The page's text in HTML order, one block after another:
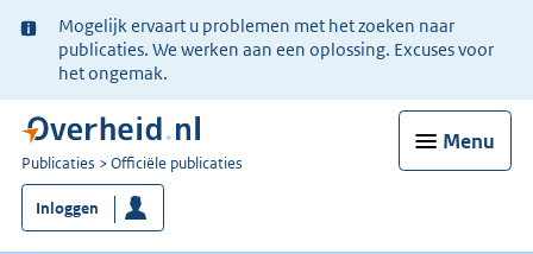
Ter
informatie:
Mogelijk ervaart u problemen met het zoeken naar
publicaties. We werken aan een oplossing. Excuses voor
het ongemak.
Menu
U
bent
nu
hier:
Publicaties Officiële publicaties
Inloggen